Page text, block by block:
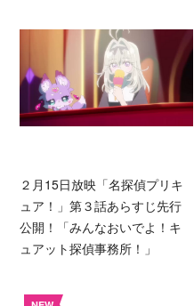
２月15日放映「名探偵プリキ
ュア！」第３話あらすじ先行
公開！「みんなおいでよ！キ
ュアット探偵事務所！」